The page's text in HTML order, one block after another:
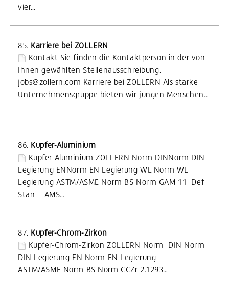
vier…
85. Karriere bei ZOLLERN
Kontakt Sie finden die Kontaktperson in der von
Ihnen gewählten Stellenausschreibung.
jobs@zollern.com Karriere bei ZOLLERN Als starke
Unternehmensgruppe bieten wir jungen Menschen…
86. Kupfer-Aluminium
Kupfer-Aluminium ZOLLERN Norm DINNorm DIN
Legierung ENNorm EN Legierung WL Norm WL
Legierung ASTM/ASME Norm BS Norm GAM 11 Def
Stan AMS…
87. Kupfer-Chrom-Zirkon
Kupfer-Chrom-Zirkon ZOLLERN Norm DIN Norm
DIN Legierung EN Norm EN Legierung
ASTM/ASME Norm BS Norm CCZr 2.1293…